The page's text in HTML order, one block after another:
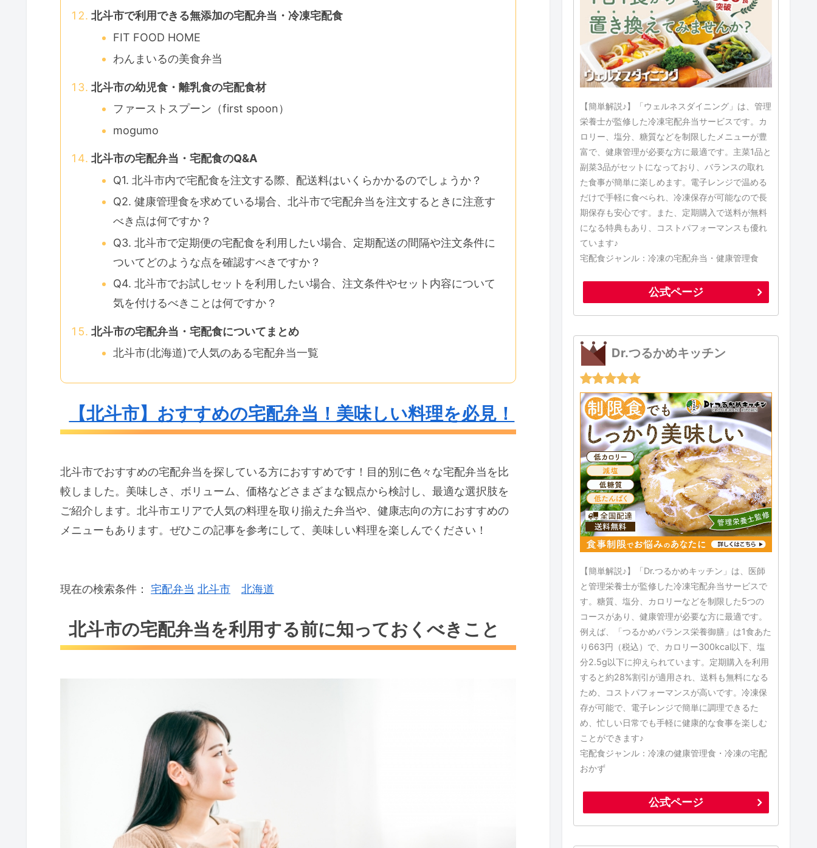
北斗市で利用できる無添加の宅配弁当・冷凍宅配食
FIT FOOD HOME
わんまいるの美食弁当
北斗市の幼児食・離乳食の宅配食材
ファーストスプーン（first spoon）
mogumo
北斗市の宅配弁当・宅配食のQ&A
Q1. 北斗市内で宅配食を注文する際、配送料はいくらかかるのでしょうか？
Q2. 健康管理食を求めている場合、北斗市で宅配弁当を注文するときに注意す
べき点は何ですか？
Q3. 北斗市で定期便の宅配食を利用したい場合、定期配送の間隔や注文条件に
ついてどのような点を確認すべきですか？
Q4. 北斗市でお試しセットを利用したい場合、注文条件やセット内容について
気を付けるべきことは何ですか？
北斗市の宅配弁当・宅配食についてまとめ
北斗市(北海道)で人気のある宅配弁当一覧
【北斗市】おすすめの宅配弁当！美味しい料理を必見！
北斗市でおすすめの宅配弁当を探している方におすすめです！目的別に色々な宅配弁当を比
較しました。美味しさ、ボリューム、価格などさまざまな観点から検討し、最適な選択肢を
ご紹介します。北斗市エリアで人気の料理を取り揃えた弁当や、健康志向の方におすすめの
メニューもあります。ぜひこの記事を参考にして、美味しい料理を楽しんでください！
現在の検索条件： 宅配弁当 北斗市 北海道
北斗市の宅配弁当を利用する前に知っておくべきこと
【簡単解説♪】「ウェルネスダイニング」は、管理
栄養士が監修した冷凍宅配弁当サービスです。カ
ロリー、塩分、糖質などを制限したメニューが豊
富で、健康管理が必要な方に最適です。主菜1品と
副菜3品がセットになっており、バランスの取れ
た食事が簡単に楽しめます。電子レンジで温める
だけで手軽に食べられ、冷凍保存が可能なので長
期保存も安心です。また、定期購入で送料が無料
になる特典もあり、コストパフォーマンスも優れ
ています♪
宅配食ジャンル：冷凍の宅配弁当・健康管理食
公式ページ
Dr.つるかめキッチン
【簡単解説♪】「Dr.つるかめキッチン」は、医師
と管理栄養士が監修した冷凍宅配弁当サービスで
す。糖質、塩分、カロリーなどを制限した5つの
コースがあり、健康管理が必要な方に最適です。
例えば、「つるかめバランス栄養御膳」は1食あた
り663円（税込）で、カロリー300kcal以下、塩
分2.5g以下に抑えられています。定期購入を利用
すると約28%割引が適用され、送料も無料になる
ため、コストパフォーマンスが高いです。冷凍保
存が可能で、電子レンジで簡単に調理できるた
め、忙しい日常でも手軽に健康的な食事を楽しむ
ことができます♪
宅配食ジャンル：冷凍の健康管理食・冷凍の宅配
おかず
公式ページ